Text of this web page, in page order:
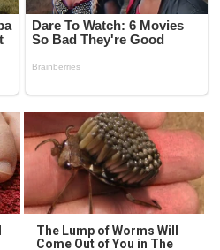
The Lump of Worms Will
Come Out of You in The